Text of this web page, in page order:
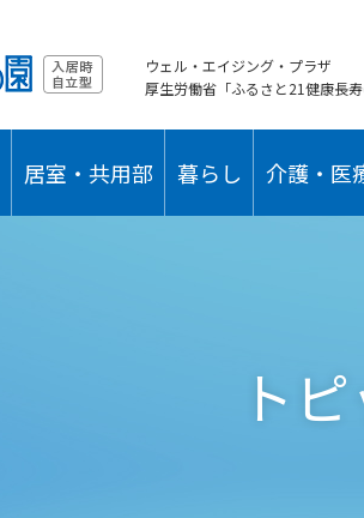
ウェル・エイジング・プラザ
厚生労働省「ふるさと21健康長
居室・共用部 暮らし 介護・医
ト